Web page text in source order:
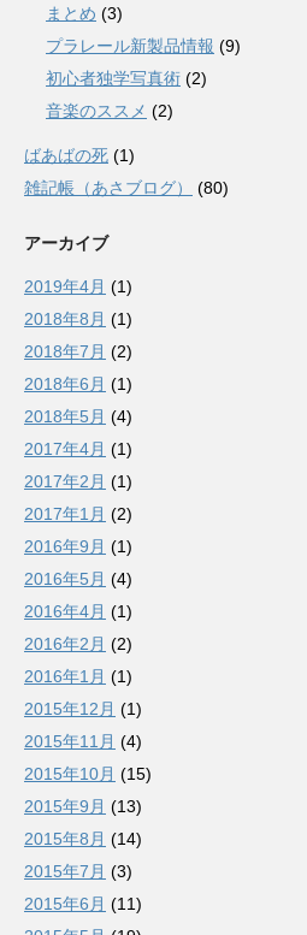
まとめ (3)
プラレール新製品情報 (9)
初心者独学写真術 (2)
音楽のススメ (2)
ばあばの死 (1)
雑記帳（あさブログ）
(80)
アーカイブ
2019年4月 (1)
2018年8月 (1)
2018年7月 (2)
2018年6月 (1)
2018年5月 (4)
2017年4月 (1)
2017年2月 (1)
2017年1月 (2)
2016年9月 (1)
2016年5月 (4)
2016年4月 (1)
2016年2月 (2)
2016年1月 (1)
2015年12月 (1)
2015年11月 (4)
2015年10月 (15)
2015年9月 (13)
2015年8月 (14)
2015年7月 (3)
2015年6月 (11)